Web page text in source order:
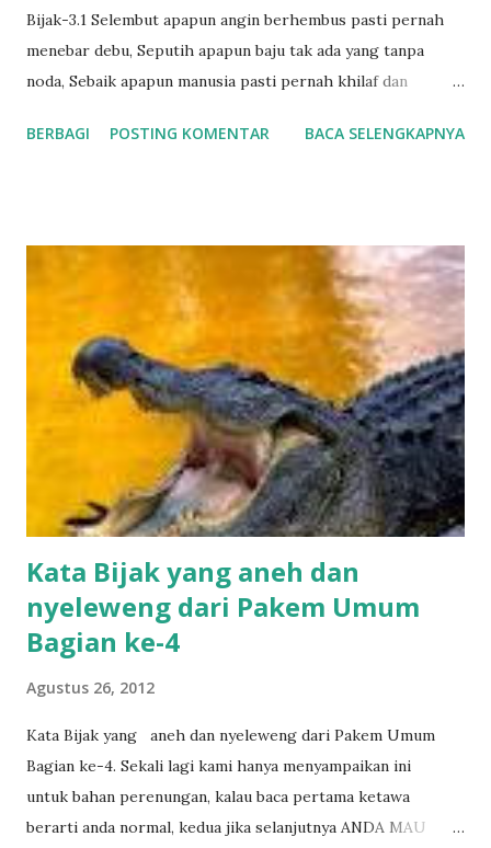
Bijak-3.1 Selembut apapun angin berhembus pasti pernah
menebar debu, Seputih apapun baju tak ada yang tanpa
noda, Sebaik apapun manusia pasti pernah khilaf dan
beratapkan Doa, Semasa hidup bersimbah khilaf dan dosa,
Minal Aidin wal Faizin, mohon maaf Lahir batin, Semoga atas
berbakah Ramadhan, bertambah Iman dan ibadah, Istiqomah,
keikhlasan dan kualitas hidup kita, Keluarga ...Wulan... Di
..Dunia.... Bijak-3.3 Wus prapteng pamingkasaning sasi
sya’ban, Minangkani dawuhipun Rasullah SAW, Soho
budayaning leluhur, Ayuh sami gumregah kanthi bungaing
ati, Mangayubagyo dumugining sasi Syiam ingkang minulyo,
Sahrul mubarok Marhaban ya Ramadhan, Kulo sakeluarga ,
titah sawantah kathahin...
BERBAGI POSTING KOMENTAR BACA SELENGKAPNYA
Kata Bijak yang aneh dan
nyeleweng dari Pakem Umum
Bagian ke-4
Agustus 26, 2012
Kata Bijak yang aneh dan nyeleweng dari Pakem Umum
Bagian ke-4. Sekali lagi kami hanya menyampaikan ini
untuk bahan perenungan, kalau baca pertama ketawa
berarti anda normal, kedua jika selanjutnya ANDA MAU